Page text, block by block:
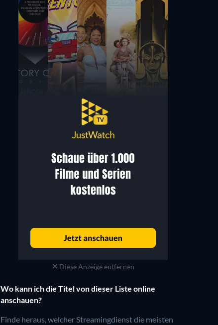
Diese Anzeige entfernen
Wo kann ich die Titel von dieser Liste online
anschauen?
Finde heraus, welcher Streamingdienst die meisten